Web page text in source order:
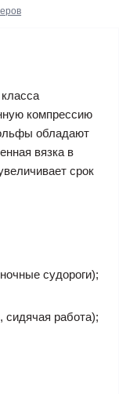
компрессию
обладают
вязка в
срок
судороги);
сидячая работа);